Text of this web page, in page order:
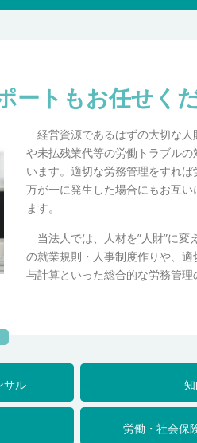
ートもお任せくだ
経営資源であるはずの大切な
や未払残業代等の労働トラブル
います。適切な労務管理をすれば
万が一に発生した場合にもお互
ます。
当法人では、人材を”人財”に
の就業規則・人事制度作りや、
与計算といった総合的な労務管
サル
労働・社会保